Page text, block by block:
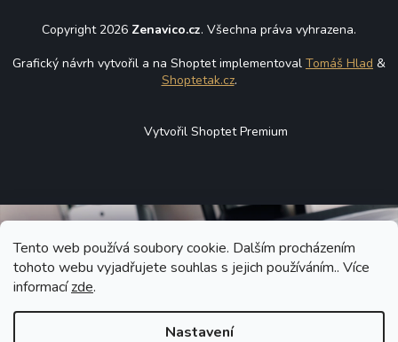
Tento web používá soubory cookie. Dalším procházením
tohoto webu vyjadřujete souhlas s jejich používáním.. Více
informacízde.
Nastavení
Copyright 2026 Zenavico.cz. Všechna práva vyhrazena.
Grafický návrh vytvořil a na Shoptet implementoval Tomáš Hlad &
Shoptetak.cz.
Vytvořil Shoptet Premium